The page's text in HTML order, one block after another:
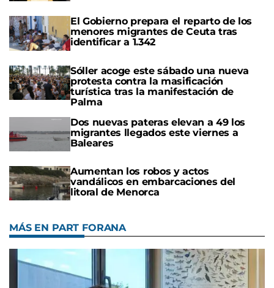
El Gobierno prepara el reparto de los
menores migrantes de Ceuta tras
identificar a 1.342
Sóller acoge este sábado una nueva
protesta contra la masificación
turística tras la manifestación de
Palma
Dos nuevas pateras elevan a 49 los
migrantes llegados este viernes a
Baleares
Aumentan los robos y actos
vandálicos en embarcaciones del
litoral de Menorca
MÁS EN PART FORANA